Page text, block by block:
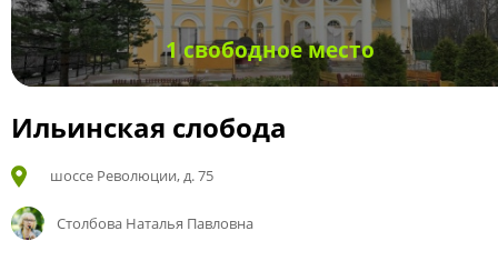
1 свободное место
Ильинская слобода
шоссе Революции, д. 75
Столбова Наталья Павловна